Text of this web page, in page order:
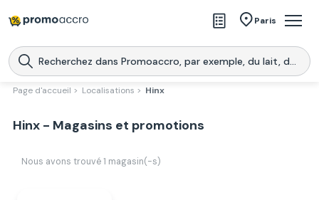
Paris
Magasins
Produits
Promoaccro
Page d'accueil > Localisations > Hinx
Hinx - Magasins et promotions
Nous avons trouvé 1 magasin(-s)